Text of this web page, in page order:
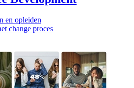
en opleiden
change proces